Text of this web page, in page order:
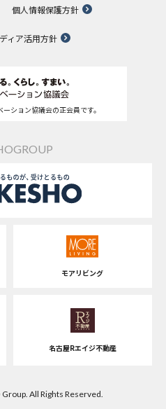
個人情報保護方針
ィア活用方針
ーション協議会の正会員です。
モアリビング
名古屋Rエイジ不動産
All Rights Reserved.